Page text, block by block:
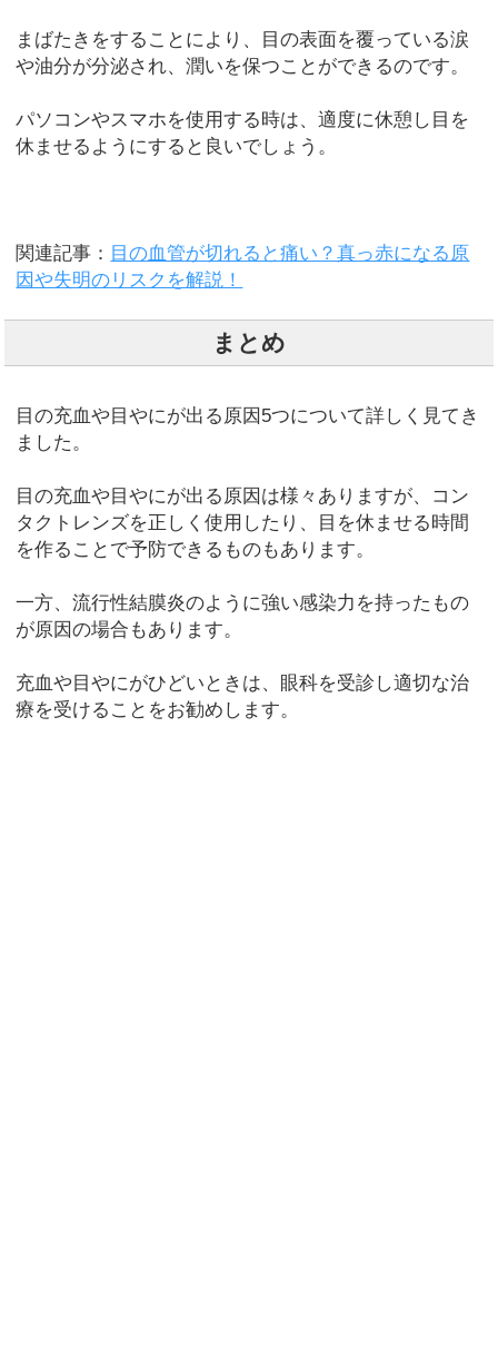
まばたきをすることにより、目の表面を覆っている涙
や油分が分泌され、潤いを保つことができるのです。
パソコンやスマホを使用する時は、適度に休憩し目を
休ませるようにすると良いでしょう。
関連記事： 目の血管が切れると痛い？真っ赤になる原
因や失明のリスクを解説！
まとめ
目の充血や目やにが出る原因5つについて詳しく見てき
ました。
目の充血や目やにが出る原因は様々ありますが、コン
タクトレンズを正しく使用したり、目を休ませる時間
を作ることで予防できるものもあります。
一方、流行性結膜炎のように強い感染力を持ったもの
が原因の場合もあります。
充血や目やにがひどいときは、眼科を受診し適切な治
療を受けることをお勧めします。